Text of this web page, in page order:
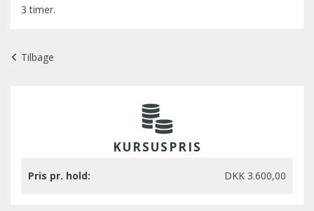
3 timer.
Tilbage
KURSUSPRIS
Pris pr. hold: DKK 3.600,00